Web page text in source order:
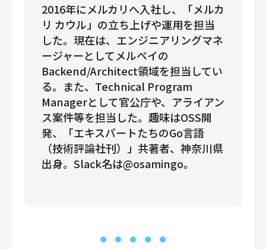
2016年にメルカリへ入社し、「メルカ
リ カウル」の立ち上げや運用を担当
した。現在は、エンジニアリングマネ
ージャーとしてメルペイの
Backend/Architect領域を担当してい
る。また、Technical Program
Managerとして官公庁や、アライアン
ス案件等を担当した。趣味はOSS開
発、「エキスパートたちのGo言語
（技術評論社刊）」共著者、神奈川県
出身。Slack名は@osamingo。